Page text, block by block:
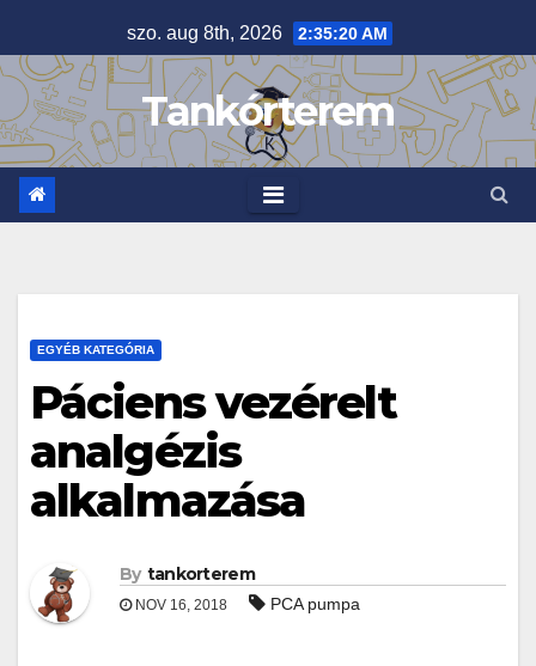
to
content
szo. aug 8th, 2026 2:35:21 AM
Tankórterem
EGYÉB KATEGÓRIA
Páciens vezérelt
analgézis
alkalmazása
By tankorterem
NOV 16, 2018 PCA pumpa